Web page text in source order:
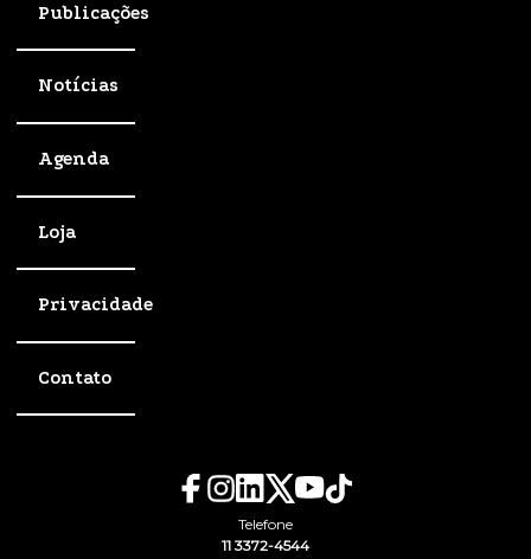
Publicações
Notícias
Agenda
Loja
Privacidade
Contato
Telefone
11 3372-4544